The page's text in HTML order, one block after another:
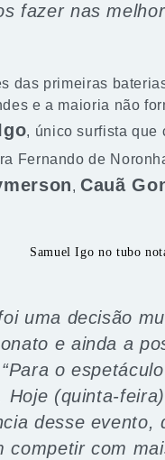
fazer nas
das primeiras
e a maioria não
, único surfista que
Fernando de
,Cauã
Samuel Igo no tubo
uma decisão
e ainda a
“Para o
Hoje (quinta-
desse
competir com